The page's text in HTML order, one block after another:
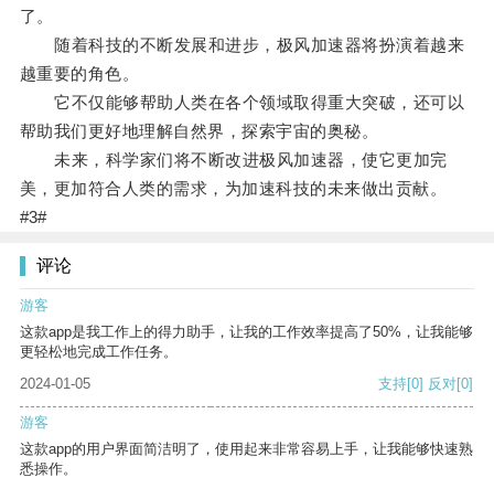
了。
随着科技的不断发展和进步，极风加速器将扮演着越来
越重要的角色。
它不仅能够帮助人类在各个领域取得重大突破，还可以
帮助我们更好地理解自然界，探索宇宙的奥秘。
未来，科学家们将不断改进极风加速器，使它更加完
美，更加符合人类的需求，为加速科技的未来做出贡献。
#3#
评论
游客
这款app是我工作上的得力助手，让我的工作效率提高了50%，让我能够
更轻松地完成工作任务。
2024-01-05
支持[0] 反对[0]
游客
这款app的用户界面简洁明了，使用起来非常容易上手，让我能够快速熟
悉操作。